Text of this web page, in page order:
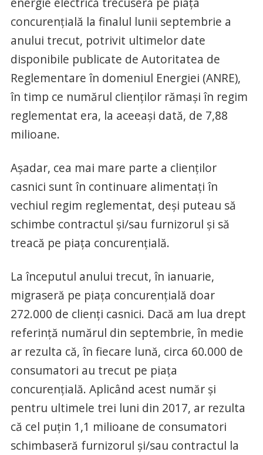
concurenţială la finalul lunii septembrie a
anului trecut, potrivit ultimelor date
disponibile publicate de Autoritatea de
Reglementare în domeniul Energiei (ANRE),
în timp ce numărul clienţilor rămaşi în regim
reglementat era, la aceeaşi dată, de 7,88
milioane.
Aşadar, cea mai mare parte a clienţilor
casnici sunt în continuare alimentaţi în
vechiul regim reglementat, deşi puteau să
schimbe contractul şi/sau furnizorul şi să
treacă pe piaţa concurenţială.
La începutul anului trecut, în ianuarie,
migraseră pe piaţa concurenţială doar
272.000 de clienţi casnici. Dacă am lua drept
referinţă numărul din septembrie, în medie
ar rezulta că, în fiecare lună, circa 60.000 de
consumatori au trecut pe piaţa
concurenţială. Aplicând acest număr şi
pentru ultimele trei luni din 2017, ar rezulta
că cel puţin 1,1 milioane de consumatori
schimbaseră furnizorul şi/sau contractul la